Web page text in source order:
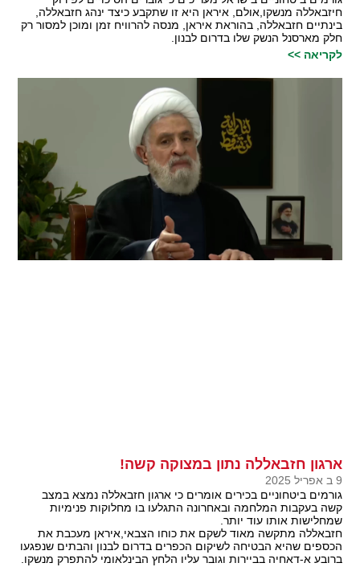
חיזבאללה מנשקו,אולם, איראן היא זו שתקבע כיצד ינהג חזבאללה,
בינתיים חזבאללה, בהוראת איראן, מנסה להרוויח זמן ומוכן למסור רק
חלק מארסנל הנשק שלו בדרום לבנון.
לקריאה >>
ארגון חזבאללה נתון במצוקה קשה!
9 ב אפריל 2025
גורמים ביטחוניים בכירים אומרים כי ארגון חזבאללה נמצא במצב
קשה בעקבות המלחמה ובאחרונה התגלעו בו מחלוקות פנימיות
שמחלישות אותו עוד יותר.
חזבאללה מתקשה מאוד לשקם את כוחו הצבאי,איראן מעכבת את
הכספים שהיא הבטיחה לשיקום הכפרים בדרום לבנון והבתים שנפגעו
ברובע א-דאחיה בביירות וגובר עליו הלחץ הבינלאומי להתפרק מנשקו.